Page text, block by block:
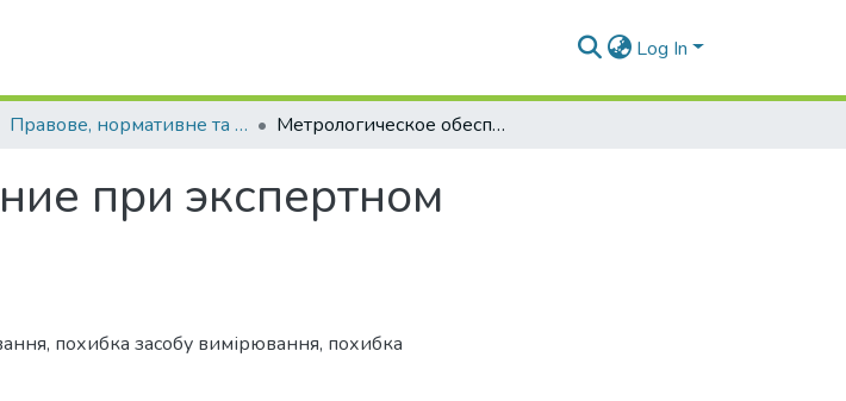
Log In
Правове, нормативне та метрологічне забезпечення системи захисту інформації в Україні: науково-технічний збірник, Вип. 4 Метрологическое обеспечение при экспертном оценивании
при экспертном
, похибка засобу вимірювання, похибка